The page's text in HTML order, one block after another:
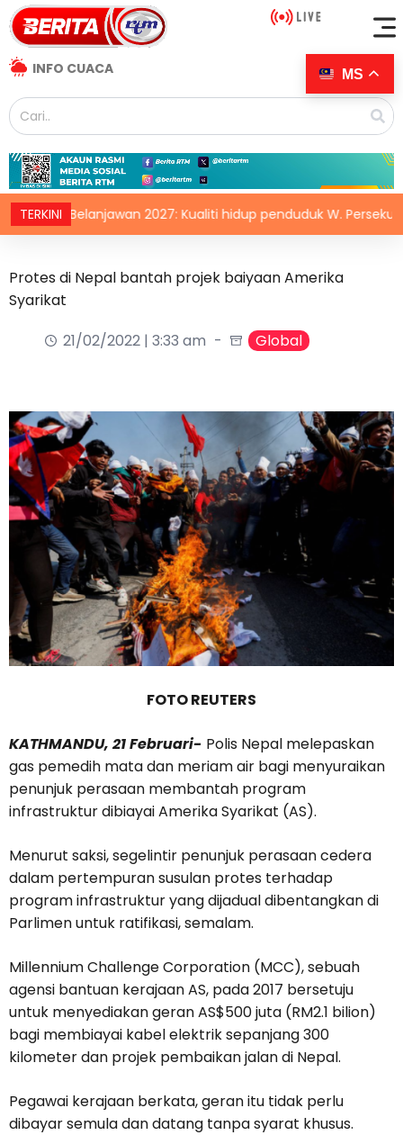
INFO CUACA
TERKINI
Belanjawan 2027: Kualiti hidup penduduk W. Persekutuan
Protes di Nepal bantah projek baiyaan Amerika
Syarikat
21/02/2022 | 3:33 am
Global
FOTO REUTERS
KATHMANDU, 21 Februari- Polis Nepal melepaskan
gas pemedih mata dan meriam air bagi menyuraikan
penunjuk perasaan membantah program
infrastruktur dibiayai Amerika Syarikat (AS).
Menurut saksi, segelintir penunjuk perasaan cedera
dalam pertempuran susulan protes terhadap
program infrastruktur yang dijadual dibentangkan di
Parlimen untuk ratifikasi, semalam.
Millennium Challenge Corporation (MCC), sebuah
agensi bantuan kerajaan AS, pada 2017 bersetuju
untuk menyediakan geran AS$500 juta (RM2.1 bilion)
bagi membiayai kabel elektrik sepanjang 300
kilometer dan projek pembaikan jalan di Nepal.
Pegawai kerajaan berkata, geran itu tidak perlu
dibayar semula dan datang tanpa syarat khusus.
MS